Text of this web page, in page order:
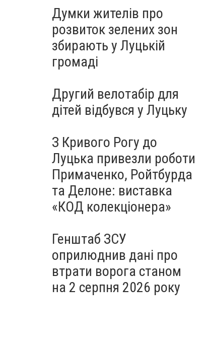
Думки жителів про
розвиток зелених зон
збирають у Луцькій
громаді
Другий велотабір для
дітей відбувся у Луцьку
З Кривого Рогу до
Луцька привезли роботи
Примаченко, Ройтбурда
та Делоне: виставка
«КОД колекціонера»
Генштаб ЗСУ
оприлюднив дані про
втрати ворога станом
на 2 серпня 2026 року